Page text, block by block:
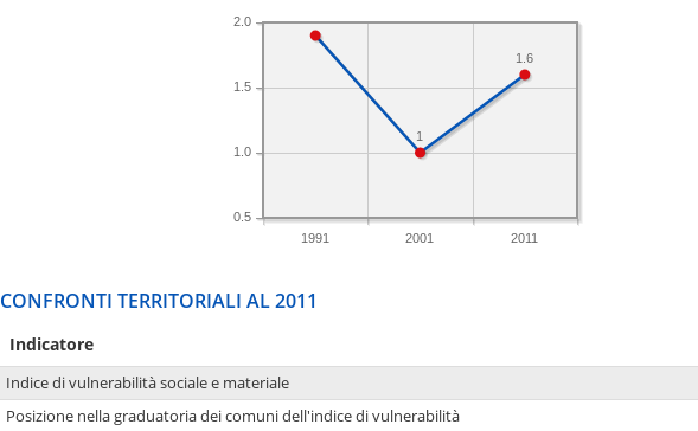
1991 2001 2011
0.5
1.0
1.5
2.0
1.6
1
CONFRONTI TERRITORIALI AL 2011
Indicatore
Indice di vulnerabilità sociale e materiale
Posizione nella graduatoria dei comuni dell'indice di vulnerabilità